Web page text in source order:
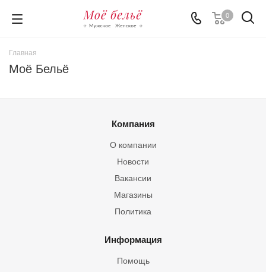
0
Главная
Моё Бельё
Компания
О компании
Новости
Вакансии
Магазины
Политика
Информация
Помощь